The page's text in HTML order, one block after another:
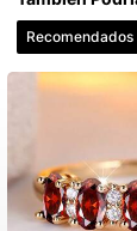
Recomendados